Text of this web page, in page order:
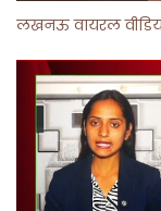
लखनऊ वायरल